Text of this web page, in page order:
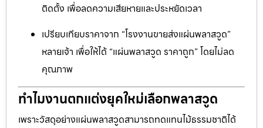
ติดตั้ง เพื่อลดความเสียหายและประหยัดเวลา
เปรียบเทียบราคาจาก “โรงงานขายส่งแผ่นพลาสวูด”
หลายเจ้า เพื่อให้ได้ “แผ่นพลาสวูด ราคาถูก” โดยไม่ลด
คุณภาพ
ทำไมงานตกแต่งยุคใหม่เลือกพลาสวูด
เพราะวัสดุอย่างแผ่นพลาสวูดสามารถทดแทนไม้ธรรมชาติได้